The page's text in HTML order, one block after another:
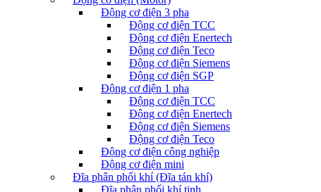
Động cơ điện 3 pha
Động cơ điện TCC
Động cơ điện Enertech
Động cơ điện Teco
Động cơ điện Siemens
Động cơ điện SGP
Động cơ điện 1 pha
Động cơ điện TCC
Động cơ điện Enertech
Động cơ điện Siemens
Động cơ điện Teco
Động cơ điện công nghiệp
Động cơ điện mini
Đĩa phân phối khí (Đĩa tán khí)
Đĩa phân phối khí tinh